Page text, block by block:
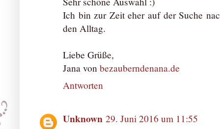
Ich bin zur Zeit eher auf der Suche
den Alltag.
Liebe Grüße,
Jana von bezauberndenana.de
Antworten
Unknown 29. Juni 2016 um 11:55